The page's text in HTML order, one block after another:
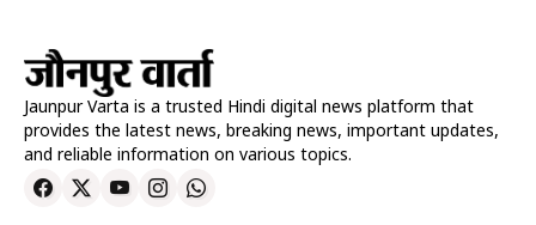
Jaunpur Varta is a trusted Hindi digital news platform that
provides the latest news, breaking news, important updates,
and reliable information on various topics.